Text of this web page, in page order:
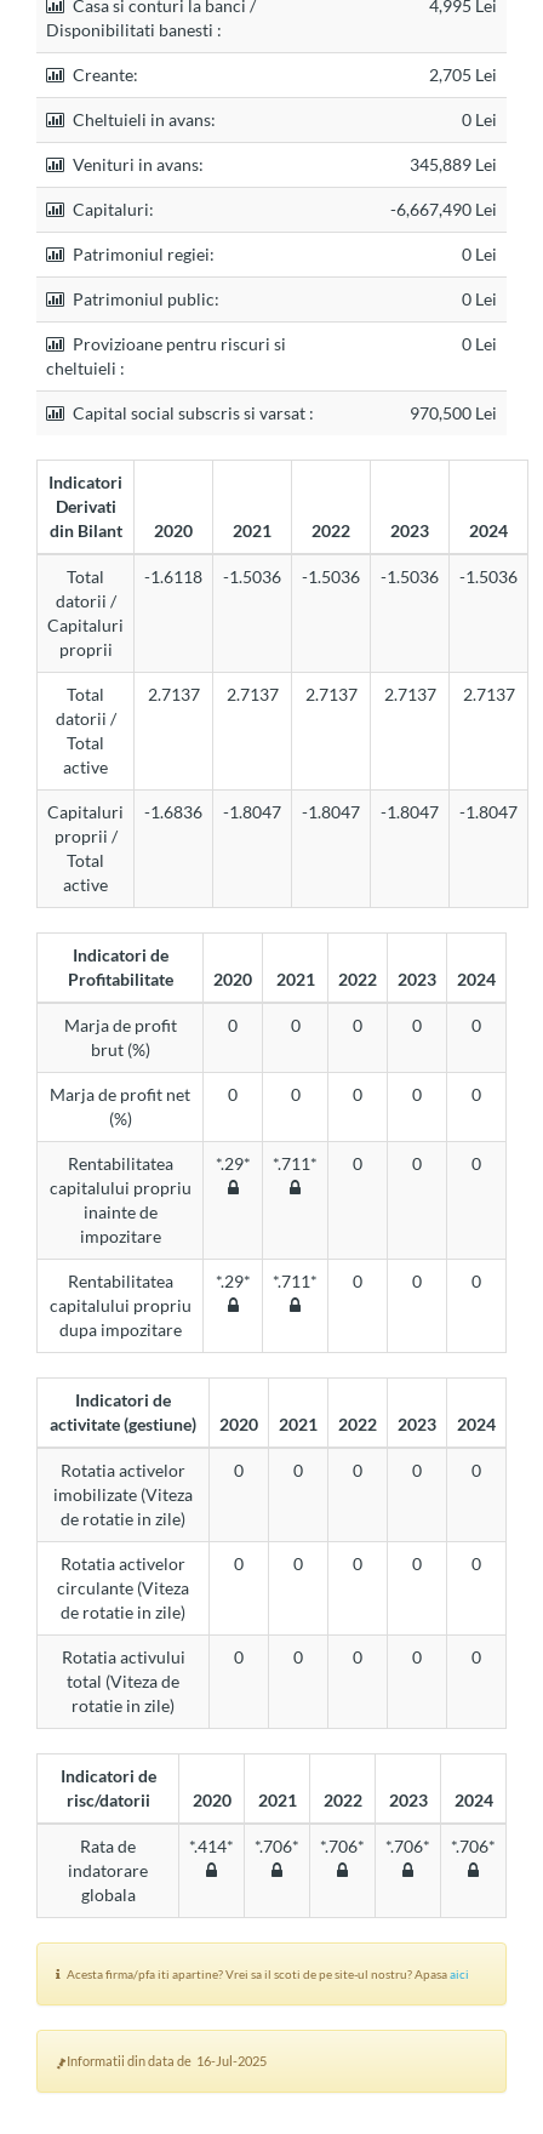
Casa si conturi la banci /
Disponibilitati banesti :
4,995 Lei
Creante: 2,705 Lei
Cheltuieli in avans: 0 Lei
Venituri in avans: 345,889 Lei
Capitaluri: -6,667,490 Lei
Patrimoniul regiei: 0 Lei
Patrimoniul public: 0 Lei
Provizioane pentru riscuri si
cheltuieli :
0 Lei
Capital social subscris si varsat : 970,500 Lei
Indicatori
Derivati
din Bilant
2020 2021 2022 2023 2024
Total
datorii /
Capitaluri
proprii
-1.6118 -1.5036 -1.5036 -1.5036 -1.5036
Total
datorii /
Total
active
2.7137 2.7137 2.7137 2.7137 2.7137
Capitaluri
proprii /
Total
active
-1.6836 -1.8047 -1.8047 -1.8047 -1.8047
Indicatori de
Profitabilitate
2020 2021 2022 2023 2024
Marja de profit
brut (%)
0 0 0 0 0
Marja de profit net
(%)
0 0 0 0 0
Rentabilitatea
capitalului propriu
inainte de
impozitare
*.29* *.711* 0 0 0
Rentabilitatea
capitalului propriu
dupa impozitare
*.29* *.711* 0 0 0
Indicatori de
activitate (gestiune)
2020 2021 2022 2023 2024
Rotatia activelor
imobilizate (Viteza
de rotatie in zile)
0 0 0 0 0
Rotatia activelor
circulante (Viteza
de rotatie in zile)
0 0 0 0 0
Rotatia activului
total (Viteza de
rotatie in zile)
0 0 0 0 0
Indicatori de
risc/datorii
2020 2021 2022 2023 2024
Rata de
indatorare
globala
*.414* *.706* *.706* *.706* *.706*
Acesta firma/pfa iti apartine? Vrei sa il scoti de pe site-ul nostru? Apasaaici
Informatii din data de 16-Jul-2025